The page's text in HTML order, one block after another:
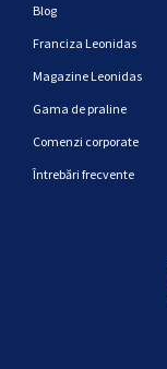
Blog
Franciza Leonidas
Magazine Leonidas
Gama de praline
Comenzi corporate
Întrebări frecvente